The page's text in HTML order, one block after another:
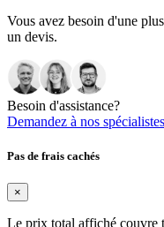
Vous avez besoin d'une
un devis.
Besoin d'assistance?
Demandez à nos spécialistes
Pas de frais cachés
×
Le prix total affiché couvre